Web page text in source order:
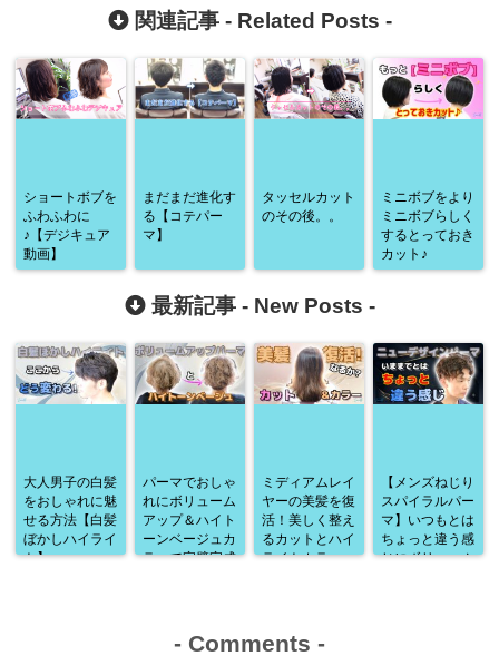
関連記事 - Related Posts -
ショートボブを
ふわふわに
♪【デジキュア
動画】
まだまだ進化す
る【コテパー
マ】
タッセルカット
のその後。。
ミニボブをより
ミニボブらしく
するとっておき
カット♪
最新記事 - New Posts -
大人男子の白髪
をおしゃれに魅
せる方法【白髪
ぼかしハイライ
ト】
パーマでおしゃ
れにボリューム
アップ＆ハイト
ーンベージュカ
ラーで完璧完成
ミディアムレイ
ヤーの美髪を復
活！美しく整え
るカットとハイ
ライトカラー
【メンズねじり
スパイラルパー
マ】いつもとは
ちょっと違う感
じにボリューム
- Comments -